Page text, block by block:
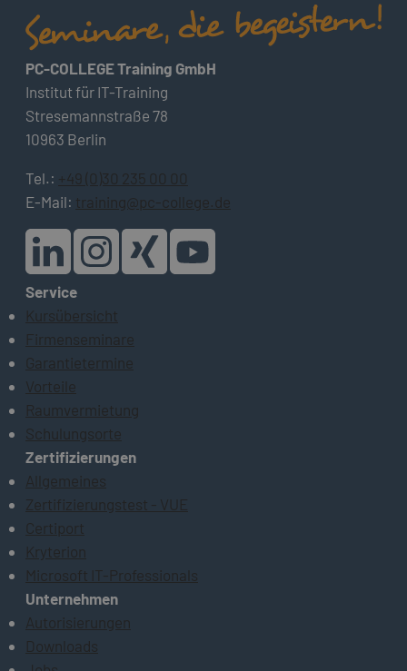
PC-COLLEGE Training GmbH
Institut für IT-Training
Stresemannstraße 78
10963 Berlin
Tel.: +49 (0)30 235 00 00
E-Mail: training@pc-college.de
Service
Kursübersicht
Firmenseminare
Garantietermine
Vorteile
Raumvermietung
Schulungsorte
Zertifizierungen
Allgemeines
Zertifizierungstest - VUE
Certiport
Kryterion
Microsoft IT-Professionals
Unternehmen
Autorisierungen
Downloads